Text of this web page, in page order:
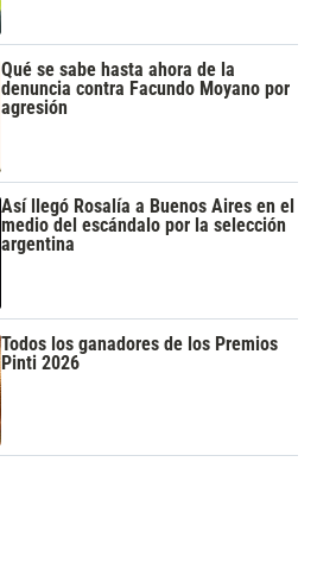
Qué se sabe hasta ahora de la
denuncia contra Facundo Moyano por
agresión
Así llegó Rosalía a Buenos Aires en el
medio del escándalo por la selección
argentina
Todos los ganadores de los Premios
Pinti 2026